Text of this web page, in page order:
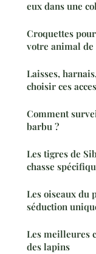
eux dans une
Croquettes
votre animal de
Laisses,
choisir ces
Comment
barbu ?
Les tigres de
chasse
Les oiseaux du
séduction
Les meilleures
des lapins